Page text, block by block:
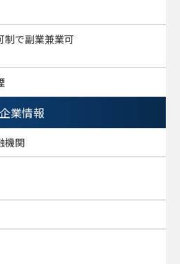
制で副業兼業可
企業情報
機関